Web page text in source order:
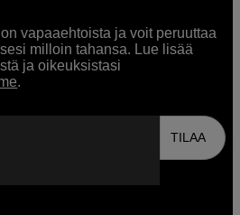
vapaaehtoista ja voit peruuttaa
milloin tahansa. Lue lisää
ja oikeuksistasi
.
TILAA